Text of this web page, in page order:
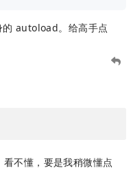
autoload。给高手点
不懂，要是我稍微懂点